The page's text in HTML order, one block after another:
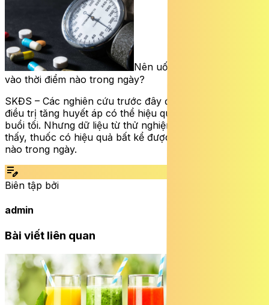
Nên uống thuốc huyết áp
vào thời điểm nào trong ngày?
SKĐS – Các nghiên cứu trước đây đã chỉ ra rằng thuốc
điều trị tăng huyết áp có thể hiệu quả hơn nếu uống vào
buổi tối. Nhưng dữ liệu từ thử nghiệm lâm sàng mới cho
thấy, thuốc có hiệu quả bất kể được uống vào thời điểm
nào trong ngày.
edit_note
Biên tập bởi
admin
Bài viết liên quan